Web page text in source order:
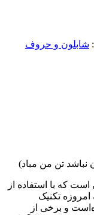
شابلون و حروف
که با استفاده از
تکنیک
و برخی از